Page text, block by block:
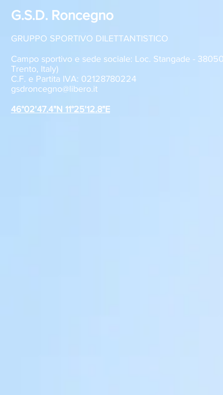
Sabato 8 agosto, il GSD
Roncegno alla Festa della
G.S.D. Roncegno
GRUPPO SPORTIVO DILETTANTISTICO
Campo sportivo e sede sociale: Loc. Stangade -
Trento, Italy)
C.F. e Partita IVA: 02128780224
gsdroncegno@libero.it
46°02'47.4"N 11°25'12.8"E